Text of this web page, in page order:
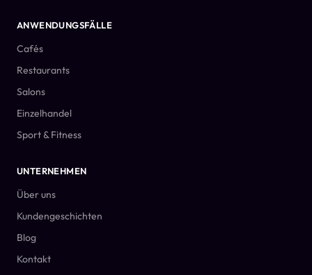
ANWENDUNGSFÄLLE
Cafés
Restaurants
Salons
Einzelhandel
Sport & Fitness
UNTERNEHMEN
Über uns
Kundengeschichten
Blog
Kontakt